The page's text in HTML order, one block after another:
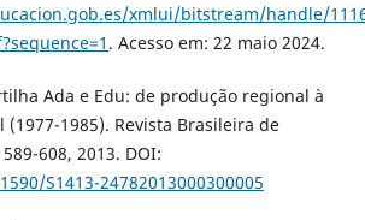
xmlui/bitstream/handle/
. Acesso em: 22 maio 2024.
Ada e Edu: de produção regional à
1985). Revista Brasileira de
608, 2013. DOI:
S1413-24782013000300005